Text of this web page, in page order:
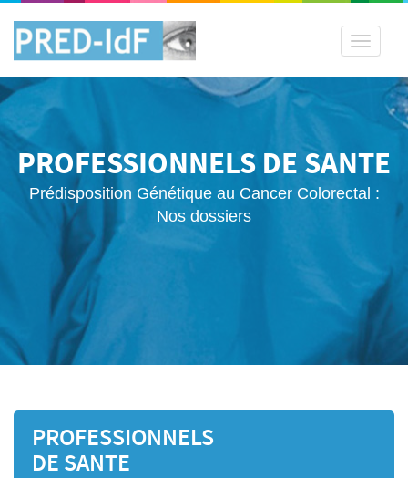
Toggle
PROFESSIONNELS DE SANTE
Prédisposition Génétique au Cancer Colorectal :
Nos dossiers
PROFESSIONNELS
DE SANTE